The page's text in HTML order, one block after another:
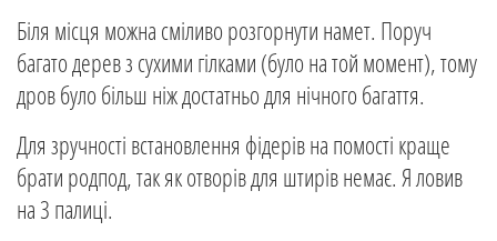
Біля місця можна сміливо розгорнути намет. Поруч
багато дерев з сухими гілками (було на той момент), тому
дров було більш ніж достатньо для нічного багаття.
Для зручності встановлення фідерів на помості краще
брати родпод, так як отворів для штирів немає. Я ловив
на 3 палиці.